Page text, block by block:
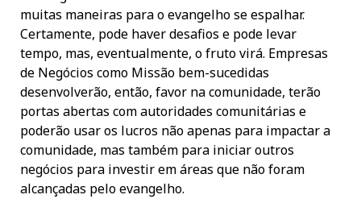
muitas maneiras para o evangelho se espalhar.
Certamente, pode haver desafios e pode levar
tempo, mas, eventualmente, o fruto virá. Empresas
de Negócios como Missão bem-sucedidas
desenvolverão, então, favor na comunidade, terão
portas abertas com autoridades comunitárias e
poderão usar os lucros não apenas para impactar a
comunidade, mas também para iniciar outros
negócios para investir em áreas que não foram
alcançadas pelo evangelho.